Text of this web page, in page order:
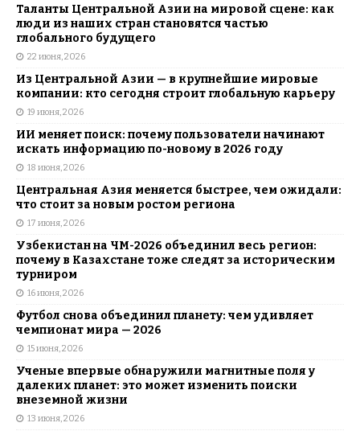
Таланты Центральной Азии на мировой сцене: как
люди из наших стран становятся частью
глобального будущего
22 июня, 2026
Из Центральной Азии — в крупнейшие мировые
компании: кто сегодня строит глобальную карьеру
19 июня, 2026
ИИ меняет поиск: почему пользователи начинают
искать информацию по-новому в 2026 году
18 июня, 2026
Центральная Азия меняется быстрее, чем ожидали:
что стоит за новым ростом региона
17 июня, 2026
Узбекистан на ЧМ-2026 объединил весь регион:
почему в Казахстане тоже следят за историческим
турниром
16 июня, 2026
Футбол снова объединил планету: чем удивляет
чемпионат мира — 2026
15 июня, 2026
Ученые впервые обнаружили магнитные поля у
далеких планет: это может изменить поиски
внеземной жизни
13 июня, 2026